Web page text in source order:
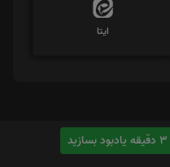
ایتا